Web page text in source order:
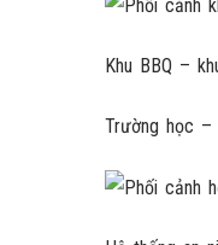
Khu BBQ –
Trường học –